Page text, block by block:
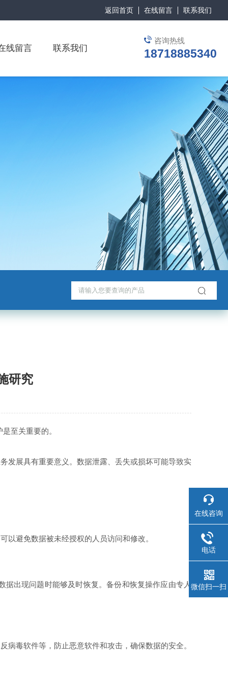
返回首页 在线留言 联系我们
咨询热线
18718885340
线留言 联系我们
研究
至关重要的。
展具有重要意义。数据泄露、丢失或损坏可能导致实
避免数据被未经授权的人员访问和修改。
据出现问题时能够及时恢复。备份和恢复操作应由专人
毒软件等，防止恶意软件和攻击，确保数据的安全。
在线咨询
电话
微信扫一扫